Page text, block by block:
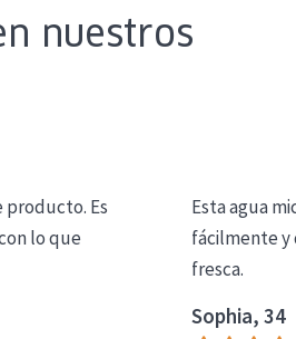
nuestros
producto. Es
lo que
Esta agua
fácilmente y
fresca.
Sophia, 34